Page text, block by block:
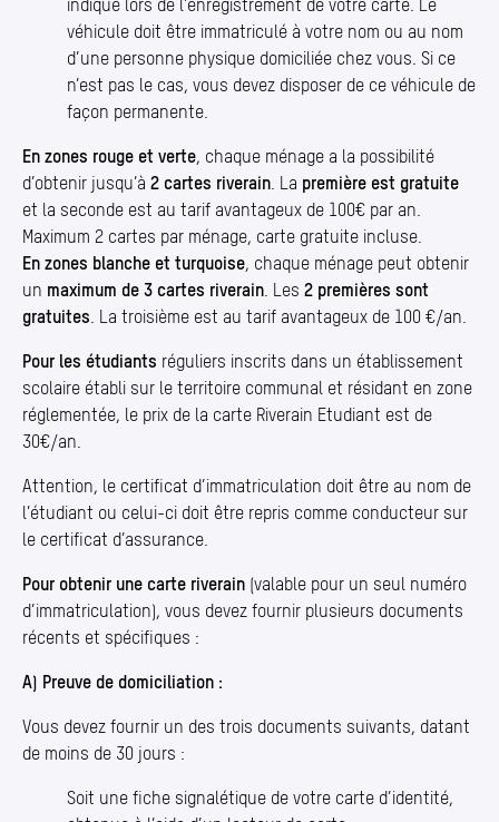
indiqué lors de l’enregistrement de votre carte. Le
véhicule doit être immatriculé à votre nom ou au nom
d’une personne physique domiciliée chez vous. Si ce
n’est pas le cas, vous devez disposer de ce véhicule de
façon permanente.
En zones rouge et verte, chaque ménage a la possibilité
d’obtenir jusqu’à 2 cartes riverain . La première est gratuite
et la seconde est au tarif avantageux de 100€ par an.
Maximum 2 cartes par ménage, carte gratuite incluse.
En zones blanche et turquoise, chaque ménage peut obtenir
un maximum de 3 cartes riverain . Les 2 premières sont
gratuites . La troisième est au tarif avantageux de 100 €/​an.
Pour les étudiants réguliers inscrits dans un établissement
scolaire établi sur le territoire communal et résidant en zone
réglementée, le prix de la carte Riverain Etudiant est de
30€/an.
Attention, le certificat d’immatriculation doit être au nom de
l’étudiant ou celui-ci doit être repris comme conducteur sur
le certificat d’assurance.
Pour obtenir une carte riverain (valable pour un seul numéro
d’immatriculation), vous devez fournir plusieurs documents
récents et spécifiques :
A) Preuve de domiciliation :
Vous devez fournir un des trois documents suivants, datant
de moins de 30 jours :
Soit une fiche signalétique de votre carte d’identité,